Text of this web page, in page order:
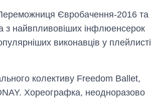
Євробачення-2016 та
з найвпливовіших інфлюенсерок
виконавців у плейлисті
колективу Freedom Ballet,
Хореографка, неодноразово